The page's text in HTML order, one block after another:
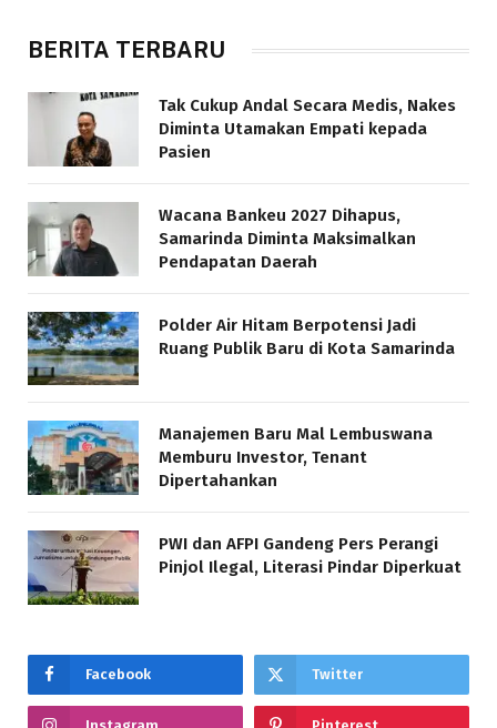
BERITA TERBARU
Tak Cukup Andal Secara Medis, Nakes
Diminta Utamakan Empati kepada
Pasien
Wacana Bankeu 2027 Dihapus,
Samarinda Diminta Maksimalkan
Pendapatan Daerah
Polder Air Hitam Berpotensi Jadi
Ruang Publik Baru di Kota Samarinda
Manajemen Baru Mal Lembuswana
Memburu Investor, Tenant
Dipertahankan
PWI dan AFPI Gandeng Pers Perangi
Pinjol Ilegal, Literasi Pindar Diperkuat
Facebook Twitter